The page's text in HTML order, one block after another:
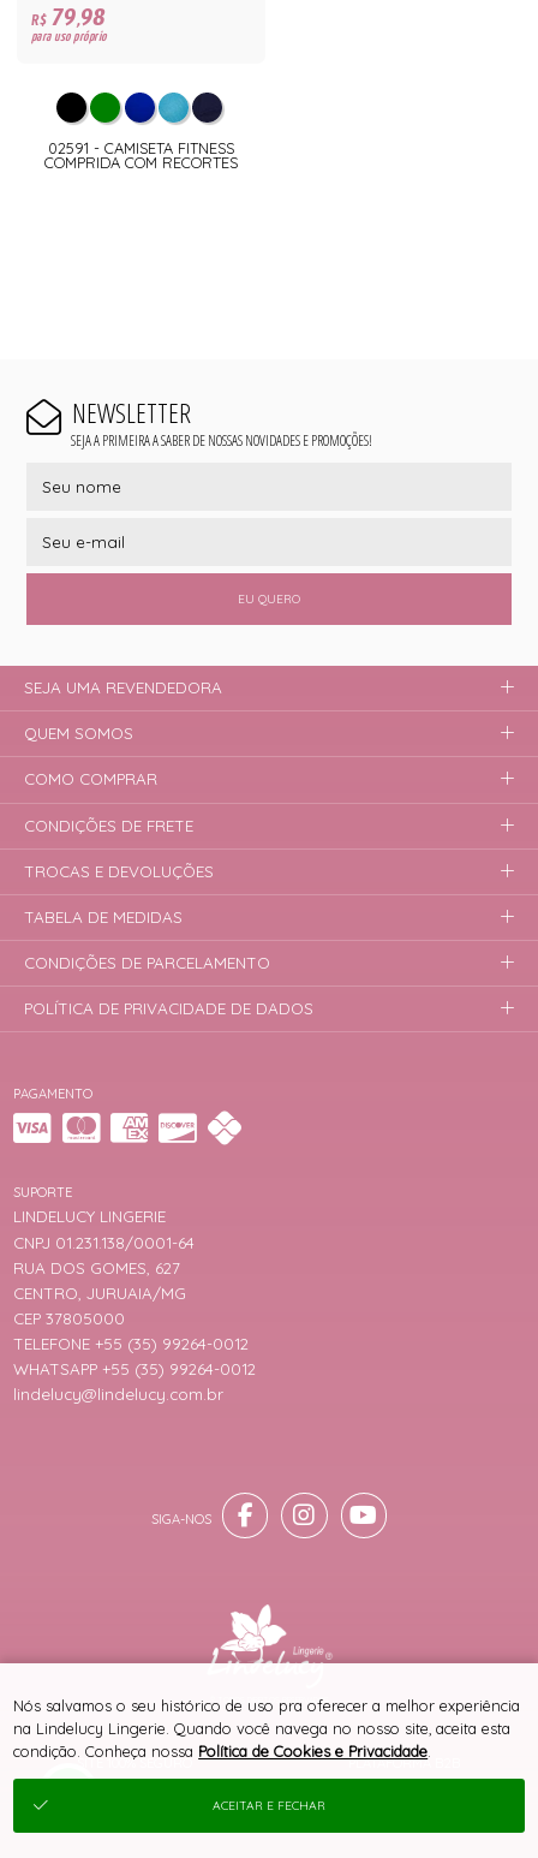
R$79,98
para uso próprio
02591 - CAMISETA FITNESS
COMPRIDA COM RECORTES
NEWSLETTER
SEJA A PRIMEIRA A SABER DE NOSSAS NOVIDADES E PROMOÇÕES!
EU QUERO
PAGAMENTO
SITE 100% SEGURO PLATAFORMA B2B
SUPORTE
LINDELUCY LINGERIE
CNPJ 01.231.138/0001-64
RUA DOS GOMES, 627
CENTRO, JURUAIA/MG
CEP 37805000
TELEFONE +55 (35) 99264-0012
WHATSAPP +55 (35) 99264-0012
lindelucy@lindelucy.com.br
SEJA UMA REVENDEDORA
QUEM SOMOS
COMO COMPRAR
CONDIÇÕES DE FRETE
TROCAS E DEVOLUÇÕES
TABELA DE MEDIDAS
CONDIÇÕES DE PARCELAMENTO
POLÍTICA DE PRIVACIDADE DE DADOS
® TODOS DIREITOS RESERVADOS
Nós salvamos o seu histórico de uso pra oferecer a melhor experiência
na Lindelucy Lingerie. Quando você navega no nosso site, aceita esta
condição. Conheça nossa Política de Cookies e Privacidade
ACEITAR E FECHAR